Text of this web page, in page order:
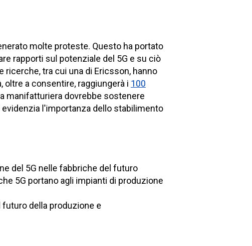
molte proteste. Questo ha portato
rapporti sul potenziale del 5G e su ciò
tra cui una di Ericsson, hanno
oltre a consentire, raggiungerà i 100
manifatturiera dovrebbe sostenere
evidenzia l'importanza dello stabilimento
del 5G nelle fabbriche del futuro
5G portano agli impianti di produzione
della produzione e